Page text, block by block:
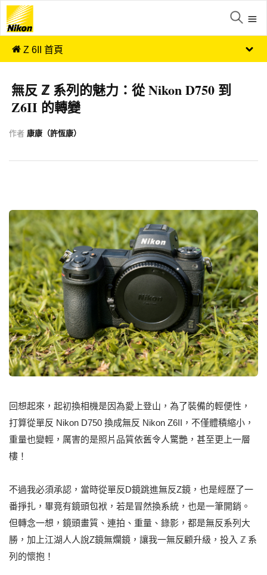
Z 6II 首頁
無反 ℤ 系列的魅力：從 Nikon D750 到
Z6II 的轉變
作者 康康（許恆康）
回想起來，起初換相機是因為愛上登山，為了裝備的輕便性，
打算從單反 Nikon D750 換成無反 Nikon Z6II，不僅體積縮小，
重量也變輕，厲害的是照片品質依舊令人驚艷，甚至更上一層
樓！
不過我必須承認，當時從單反D鏡跳進無反Z鏡，也是經歷了一
番掙扎，畢竟有鏡頭包袱，若是冒然換系統，也是一筆開銷。
但轉念一想，鏡頭畫質、連拍、重量、錄影，都是無反系列大
勝，加上江湖人人說Z鏡無爛鏡，讓我一無反顧升級，投入 ℤ 系
列的懷抱！